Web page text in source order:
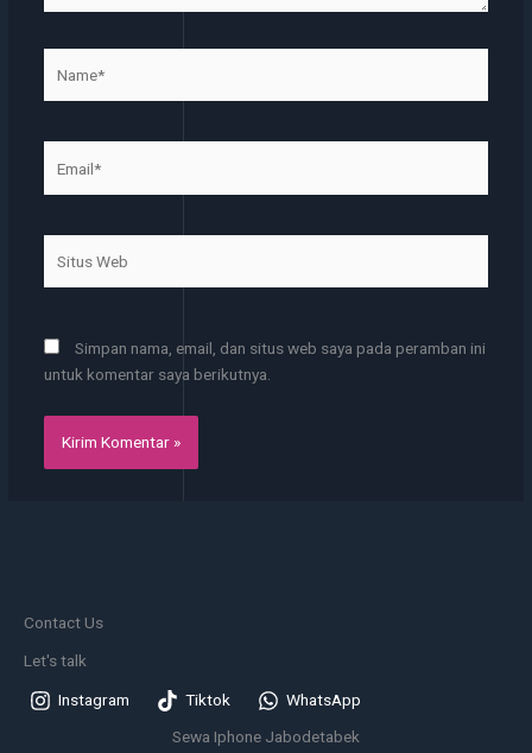
Web
Simpan nama, email, dan situs web saya pada peramban ini
untuk komentar saya berikutnya.
Contact Us
Let's talk
Instagram Tiktok
WhatsApp
Sewa Iphone Jabodetabek